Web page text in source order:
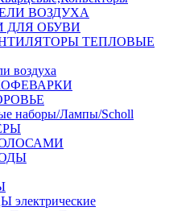
ВОЗДУХА
ОБУВИ
ТЕПЛОВЫЕ
воздуха
наборы/Лампы/Scholl